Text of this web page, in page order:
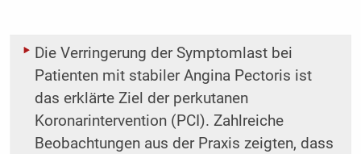
Die Verringerung der Symptomlast bei
Patienten mit stabiler Angina Pectoris ist
das erklärte Ziel der perkutanen
Koronarintervention (PCI). Zahlreiche
Beobachtungen aus der Praxis zeigten, dass